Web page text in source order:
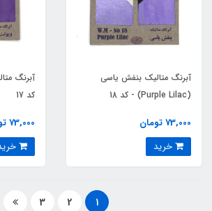
آبرنگ متالیک بنفش یاسی
(Purple Lilac) - کد 18
73,000 تومان
کد 17
73,000 تومان
1
2
3